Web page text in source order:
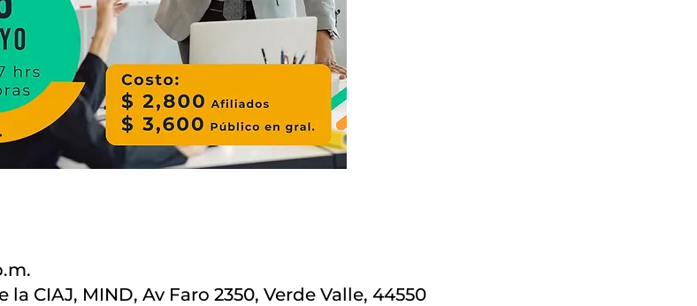
CIAJ, MIND, Av Faro 2350, Verde Valle, 44550